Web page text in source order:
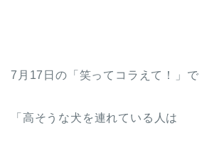
7月17日の「笑ってコラえて！」で
「高そうな犬を連れている人は